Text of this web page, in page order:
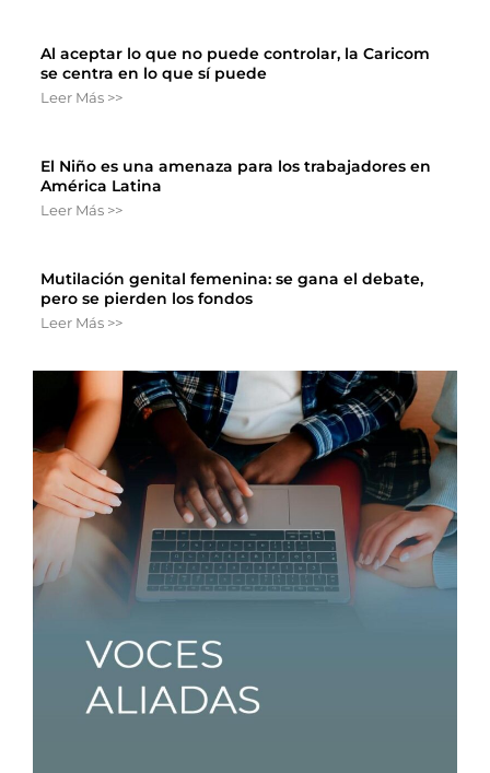
Al aceptar lo que no puede controlar, la Caricom
se centra en lo que sí puede
Leer Más >>
El Niño es una amenaza para los trabajadores en
América Latina
Leer Más >>
Mutilación genital femenina: se gana el debate,
pero se pierden los fondos
Leer Más >>